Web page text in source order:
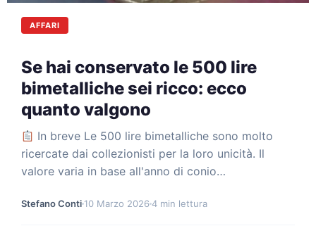
AFFARI
Se hai conservato le 500 lire
bimetalliche sei ricco: ecco
quanto valgono
In breve Le 500 lire bimetalliche sono molto
ricercate dai collezionisti per la loro unicità. Il
valore varia in base all'anno di conio…
Stefano Conti 10 Marzo 2026 4 min lettura